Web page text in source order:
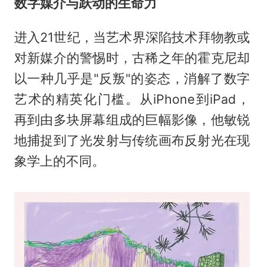
进入21世纪，当艺术界深陷技术拜物教或
对新媒介的警惕时，古稀之年的霍克尼却
以一种几乎是"反叛"的姿态，消解了数字
艺术的精英化门槛。从iPhone到iPad，
再到由多块屏幕组成的巨幅影像，他敏锐
地捕捉到了光发射与传统画布反射光在现
象学上的不同。